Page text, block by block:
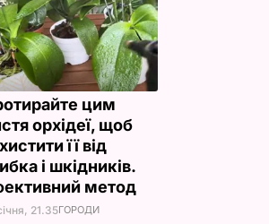
цим
орхідеї, щоб
її від
і шкідників.
метод
21.35ГОРОДИ